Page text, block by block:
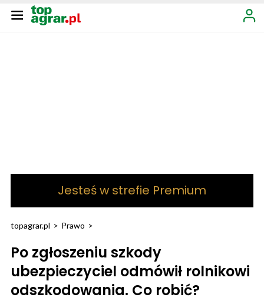
Jesteś w strefie Premium
topagrar.pl > Prawo >
Po zgłoszeniu szkody
ubezpieczyciel odmówił rolnikowi
odszkodowania. Co robić?